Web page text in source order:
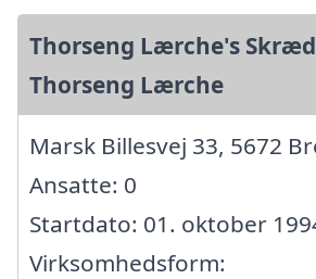
Thorseng Lærche's
Thorseng Lærche
Marsk Billesvej 33, 5672
Ansatte: 0
Startdato: 01. oktober
Virksomhedsform: